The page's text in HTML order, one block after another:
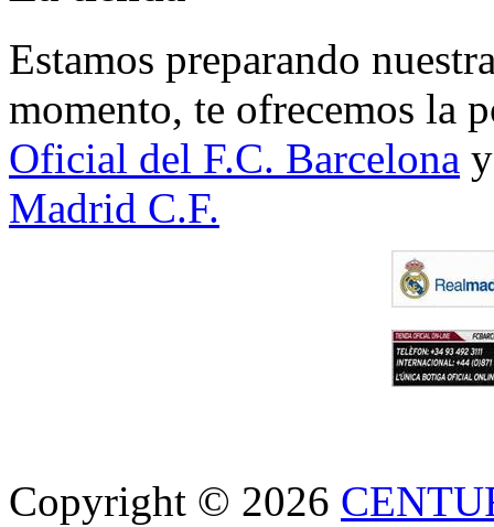
Estamos preparando
momento, te ofrecemos la
Oficial del F.C. Barcelona
Madrid C.F.
Copyright © 2026